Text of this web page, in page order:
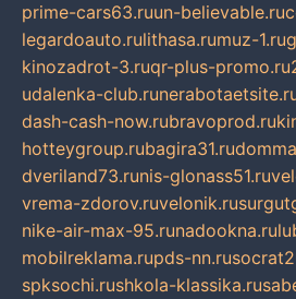
prime-cars63.ruun-believable.ru
legardoauto.rulithasa.rumuz-1.ru
kinozadrot-3.ruqr-plus-promo.ru
udalenka-club.ru
dash-cash-now.rubravoprod.ru
hotteygroup.rubagira31.ru
dveriland73.runis-glonass51.ru
vrema-zdorov.ruvelonik.ru
nike-air-max-95.runadookna.ru
mobilreklama.rupds-nn.ru
spksochi.rushkola-klassika.ru